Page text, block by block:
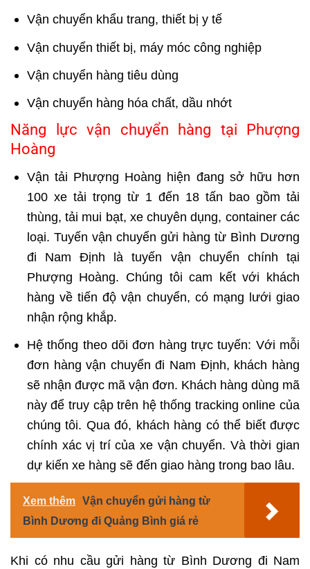
Vận chuyển khẩu trang, thiết bị y tế
Vận chuyển thiết bị, máy móc công nghiệp
Vận chuyển hàng tiêu dùng
Vận chuyển hàng hóa chất, dầu nhớt
Năng lực vận chuyển hàng tại Phượng
Hoàng
Vận tải Phượng Hoàng hiện đang sở hữu hơn
100 xe tải trọng từ 1 đến 18 tấn bao gồm tải
thùng, tải mui bạt, xe chuyên dụng, container các
loại. Tuyến vận chuyển gửi hàng từ Bình Dương
đi Nam Định là tuyến vận chuyển chính tại
Phượng Hoàng. Chúng tôi cam kết với khách
hàng về tiến độ vận chuyển, có mạng lưới giao
nhận rộng khắp.
Hệ thống theo dõi đơn hàng trực tuyến: Với mỗi
đơn hàng vận chuyển đi Nam Định, khách hàng
sẽ nhận được mã vận đơn. Khách hàng dùng mã
này để truy cập trên hệ thống tracking online của
chúng tôi. Qua đó, khách hàng có thể biết được
chính xác vị trí của xe vận chuyển. Và thời gian
dự kiến xe hàng sẽ đến giao hàng trong bao lâu.
Xem thêm Vận chuyển gửi hàng từ
Bình Dương đi Quảng Bình giá rẻ
Khi có nhu cầu gửi hàng từ Bình Dương đi Nam